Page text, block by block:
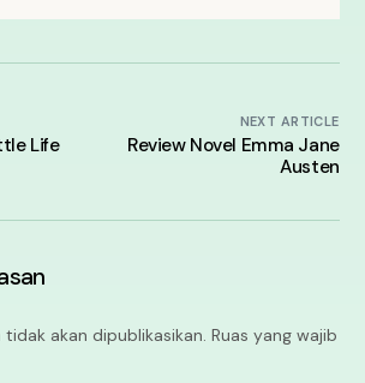
Life
NEXT ARTICLE
Review Novel Emma Jane
Austen
akan dipublikasikan. Ruas yang wajib